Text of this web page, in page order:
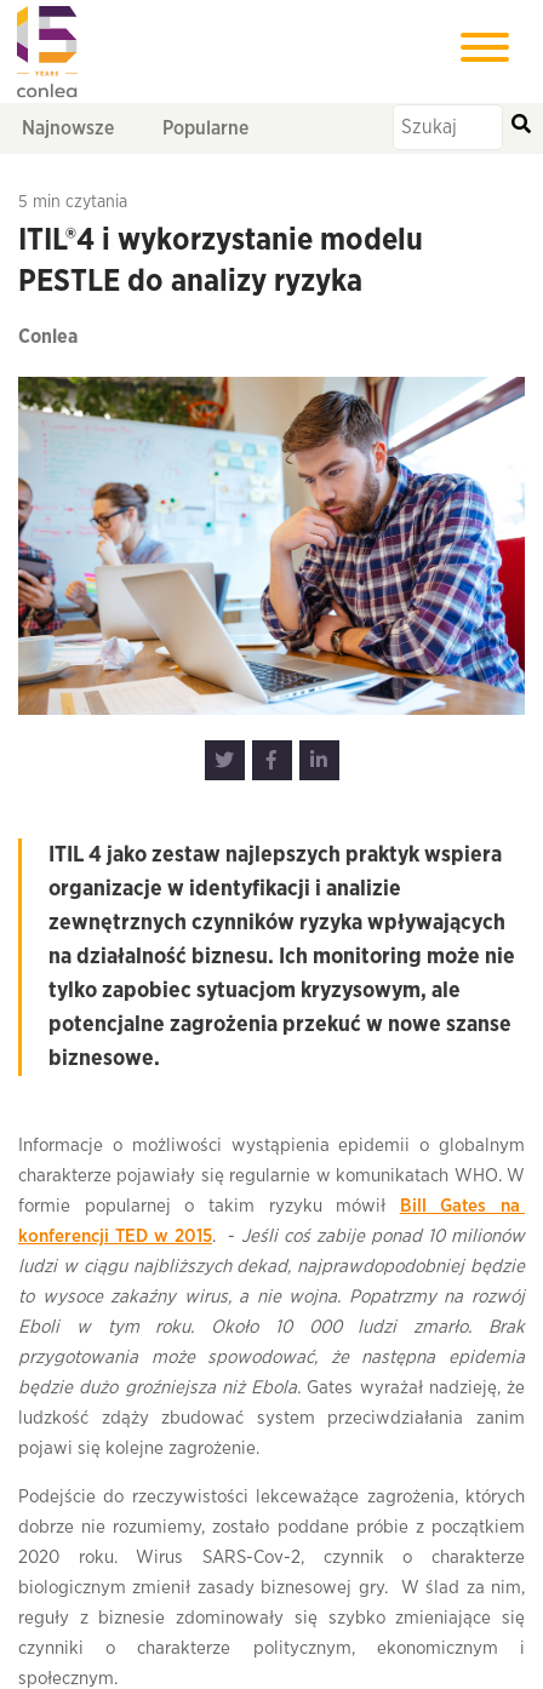
Najnowsze Popularne
5 min czytania
ITIL®4 i wykorzystanie modelu
PESTLE do analizy ryzyka
Conlea
ITIL 4 jako zestaw najlepszych praktyk wspiera
organizacje w identyfikacji i analizie
zewnętrznych czynników ryzyka wpływających
na działalność biznesu. Ich monitoring może nie
tylko zapobiec sytuacjom kryzysowym, ale
potencjalne zagrożenia przekuć w nowe szanse
biznesowe.
Informacje o możliwości wystąpienia epidemii o globalnym
charakterze pojawiały się regularnie w komunikatach WHO. W
formie popularnej o takim ryzyku mówił
Bill Gates na
konferencji TED w 2015. - Jeśli coś zabije ponad 10 milionów
ludzi w ciągu najbliższych dekad, najprawdopodobniej będzie
to wysoce zakaźny wirus, a nie wojna. Popatrzmy na rozwój
Eboli w tym roku. Około 10 000 ludzi zmarło. Brak
przygotowania może spowodować, że następna epidemia
będzie dużo groźniejsza niż Ebola. Gates wyrażał nadzieję, że
ludzkość zdąży zbudować system przeciwdziałania zanim
pojawi się kolejne zagrożenie.
Podejście do rzeczywistości lekceważące zagrożenia, których
dobrze nie rozumiemy, zostało poddane próbie z początkiem
2020 roku. Wirus SARS-Cov-2, czynnik o charakterze
biologicznym zmienił zasady biznesowej gry. W ślad za nim,
reguły z biznesie zdominowały się szybko zmieniające się
czynniki o charakterze politycznym, ekonomicznym i
społecznym.